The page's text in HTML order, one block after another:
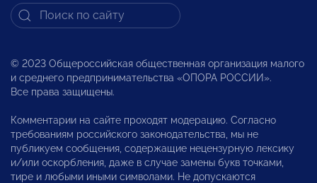
© 2023 Общероссийская общественная организация малого
и среднего предпринимательства «ОПОРА РОССИИ».
Все права защищены.
Комментарии на сайте проходят модерацию. Согласно
требованиям российского законодательства, мы не
публикуем сообщения, содержащие нецензурную лексику
и/или оскорбления, даже в случае замены букв точками,
тире и любыми иными символами. Не допускаются